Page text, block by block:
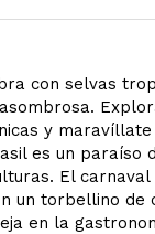
con selvas
y
es un paraíso
El carnaval
un torbellino de
en la